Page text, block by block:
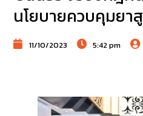
นโยบายควบคุมยา
11/10/2023 5:42 pm